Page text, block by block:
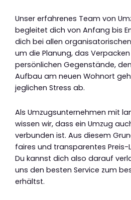
Unser erfahrenes Team von
begleitet dich von Anfang bis
dich bei allen
um die Planung, das
persönlichen Gegenstände,
Aufbau am neuen Wohnort
jeglichen Stress ab.
Als Umzugsunternehmen mit
wissen wir, dass ein Umzug
verbunden ist. Aus diesem
faires und transparentes Preis-
Du kannst dich also darauf
uns den besten Service zum
erhältst.